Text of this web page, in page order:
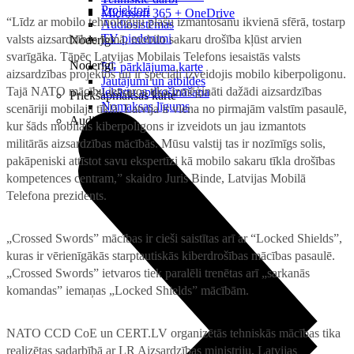
Microsoft 365 + OneDrive
Noderīgi
5G pārklājuma karte
Jautājumi un atbildes
Priekšapmaksas karte
Projektori
Audiosistēmas
TV piederumi
Noderīgi
Iekārtu apdrošināšana
Nomaksas līgums
Audio
“Līdz ar mobilo tehnoloģiju plašu izmantošanu ikvienā sfērā, tostarp
valsts aizsardzības jomā, mobilo sakaru drošība kļūst arvien
svarīgāka. Tāpēc Latvijas Mobilais Telefons iesaistās valsts
aizsardzības projektos un ir speciāli izveidojis mobilo kiberpoligonu.
Tajā NATO mācību ietvaros tika izmēģināti dažādi aizsardzības
scenāriji mobilajā tīklā. Latvija ir viena no pirmajām valstīm pasaulē,
kur šāds mobilais kiberpoligons ir izveidots un jau izmantots
militārās aizsardzības mācībās. Mūsu valstij tas ir nozīmīgs solis,
pakāpeniski attīstot savu ekspertīzi kā mobilo sakaru tīkla drošības
kompetences centram,” skaidro Juris Binde, Latvijas Mobilā
Telefona prezidents.
„Crossed Swords” mācības ir cieši saistītas arī ar “Locked Shields”,
kuras ir vērienīgākās starptautiskās kiberdrošības mācības pasaulē.
„Crossed Swords” ietvaros tiek paralēli trenētas arī „sarkanās
komandas” iemaņas „Locked Shields” mācībām.
NATO CCD CoE un CERT.LV organizētās tehniskās mācības tika
realizētas sadarbībā ar LR Aizsardzības ministriju, Latvijas